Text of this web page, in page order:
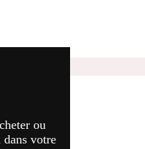
2026
ou
dans votre